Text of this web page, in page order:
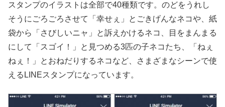
スタンプのイラストは全部で40種類です。のどをうれし
そうにごろごろさせて「幸せぇ」とごきげんなネコや、紙
袋から「さびしいニャ」と訴えかけるネコ、目をまんまる
にして「スゴイ！」と見つめる3匹の子ネコたち、「ねぇ
ねぇ！」とおねだりするネコなど、さまざまなシーンで使
えるLINEスタンプになっています。